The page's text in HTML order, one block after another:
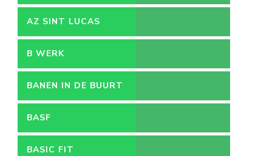
VACATURES
AZ SINT LUCAS
B WERK
BANEN IN DE BUURT
BASF
BASIC FIT